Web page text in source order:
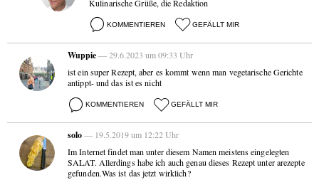
Kulinarische Grüße, die Redaktion
KOMMENTIEREN GEFÄLLT MIR
Wuppie— 29.6.2023 um 09:33 Uhr
ist ein super Rezept, aber es kommt wenn man vegetarische Gerichte
antippt- und das ist es nicht
KOMMENTIEREN GEFÄLLT MIR
solo— 19.5.2019 um 12:22 Uhr
Im Internet findet man unter diesem Namen meistens eingelegten
SALAT. Allerdings habe ich auch genau dieses Rezept unter arezepte
gefunden.Was ist das jetzt wirklich?